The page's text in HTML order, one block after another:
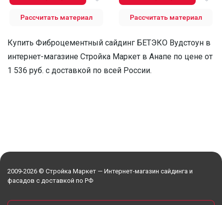
Рассчитать материал Рассчитать материал
Купить Фиброцементный сайдинг БЕТЭКО Вудстоун в
интернет-магазине Стройка Маркет в Анапе по цене от
1 536 руб. с доставкой по всей России.
2009-2026 © Стройка Маркет — Интернет-магазин сайдинга и
фасадов с доставкой по РФ